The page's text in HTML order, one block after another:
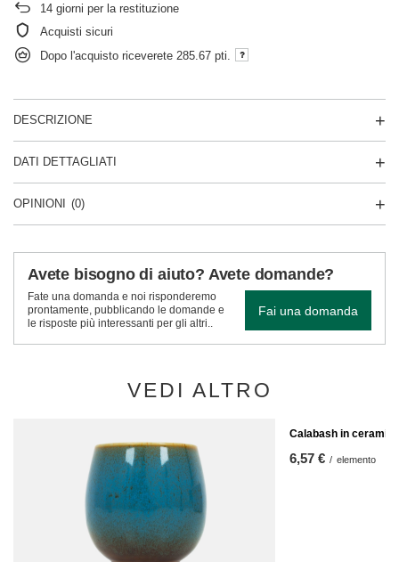
14 giorni per la restituzione
Acquisti sicuri
Dopo l'acquisto riceverete 285.67 pti.
DESCRIZIONE
DATI DETTAGLIATI
OPINIONI (0)
Avete bisogno di aiuto? Avete domande?
Fate una domanda e noi risponderemo
prontamente, pubblicando le domande e
le risposte più interessanti per gli altri..
Fai una domanda
VEDI ALTRO
Calabash in
6,57 € / elemento